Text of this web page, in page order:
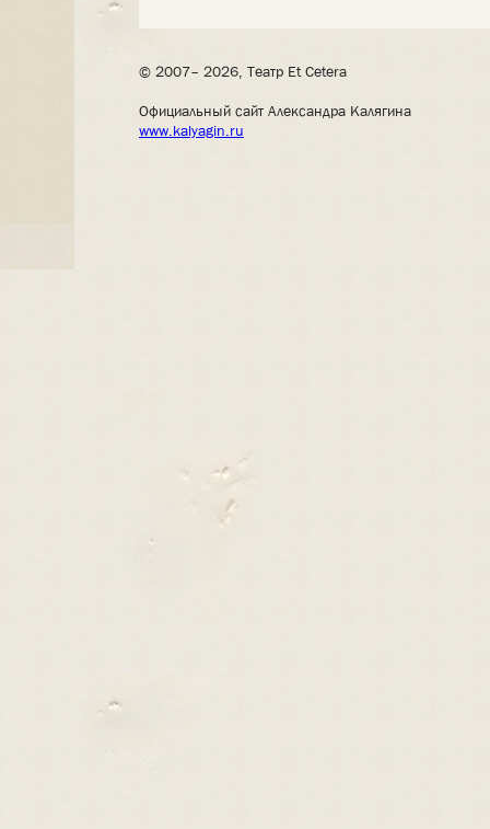
© 2007– 2026, Театр Et Cetera
Официальный сайт Александра Калягина
www.kalyagin.ru